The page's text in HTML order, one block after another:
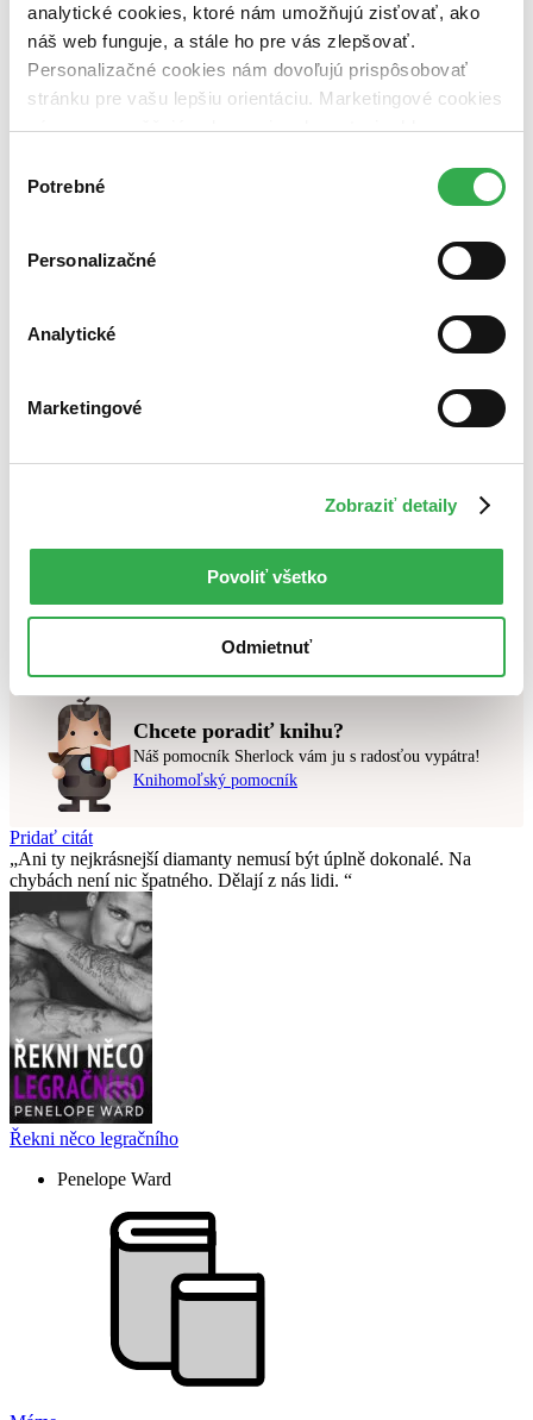
analytické cookies, ktoré nám umožňujú zisťovať, ako
náš web funguje, a stále ho pre vás zlepšovať.
Personalizačné cookies nám dovoľujú prispôsobovať
stránku pre vašu lepšiu orientáciu. Marketingové cookies
nám zas umožňujú zobrazenie relevantnej reklamy.
nám pomohlo, keby sme mohli používať všetky tieto
súhlasu
Potrebné
Personalizačné
Analytické
Marketingové
Zobraziť detaily
Povoliť všetko
Odmietnuť
Nové / čítané
nová (0 titulov)nová
čítaná (0 titulov)čítaná
čítaná - výborný stav (0 titulov) čítaná - výborný stav
čítané verzie
vypredaných kníh
Bestsellery
Top hodnotené
Najdrahšie
Kórejčinadostupné
Skúste prosím zmeniť vyhľadávaný výraz.
Chcete poradiť knihu?
Náš pomocník Sherlock vám ju s radosťou vypátra!
Knihomoľský pomocník
Pridať citát
Ani ty nejkrásnejší diamanty nemusí být úplně dokonalé. Na
chybách není nic špatného. Dělají z nás lidi.
Řekni něco legračního
Penelope Ward